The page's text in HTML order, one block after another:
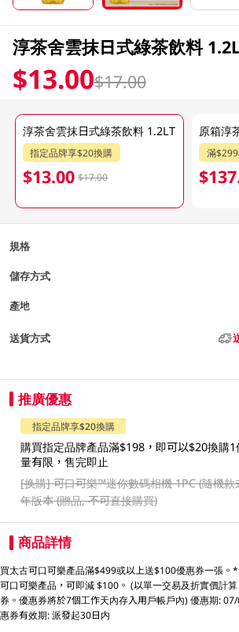
淳茶舍雲抹日式綠茶飲料
$13.00$17.00
淳茶舍雲抹日式綠茶飲料 1.2LT
指定品牌享$20換購
$13.00 $17.00
滿
規格
儲存方式
產地
送貨方式
推廣優惠
指定品牌享$20換購
購買指定品牌產品滿$198，即可以$20換購
量有限，售完即止
[换購]可口可樂™️迷你數碼相機 1PC (隨機款
年版本 (贈品, 不可直接購買)
商品詳情
買太古可口可樂產品滿$499或以上送$100優惠券一張
可口可樂產品，可即減 $100。 (以單一交易及折實價計
券。優惠券將於7個工作天內存入用戶帳戶內) 優惠期:
惠券有效期: 派發起30日内